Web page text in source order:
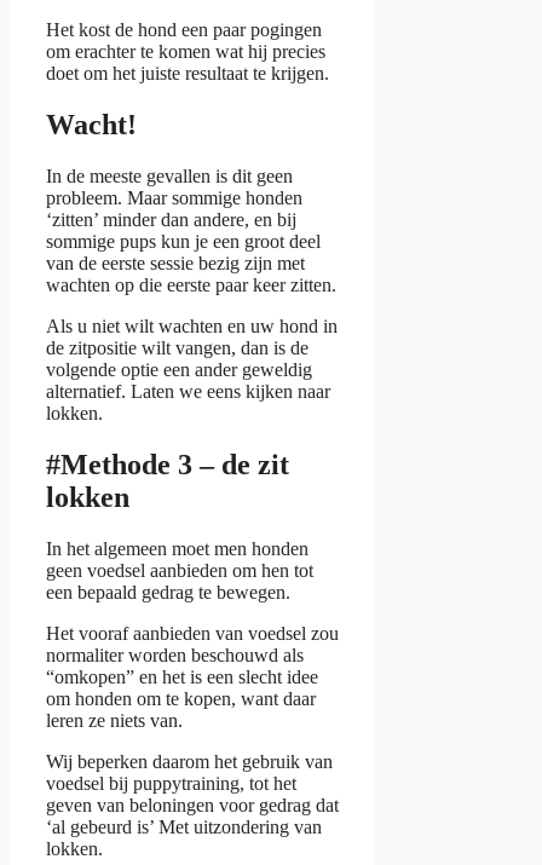
Het kost de hond een paar pogingen
om erachter te komen wat hij precies
doet om het juiste resultaat te krijgen.
Wacht!
In de meeste gevallen is dit geen
probleem. Maar sommige honden
‘zitten’ minder dan andere, en bij
sommige pups kun je een groot deel
van de eerste sessie bezig zijn met
wachten op die eerste paar keer zitten.
Als u niet wilt wachten en uw hond in
de zitpositie wilt vangen, dan is de
volgende optie een ander geweldig
alternatief. Laten we eens kijken naar
lokken.
#Methode 3 – de zit
lokken
In het algemeen moet men honden
geen voedsel aanbieden om hen tot
een bepaald gedrag te bewegen.
Het vooraf aanbieden van voedsel zou
normaliter worden beschouwd als
“omkopen” en het is een slecht idee
om honden om te kopen, want daar
leren ze niets van.
Wij beperken daarom het gebruik van
voedsel bij puppytraining, tot het
geven van beloningen voor gedrag dat
‘al gebeurd is’ Met uitzondering van
lokken.